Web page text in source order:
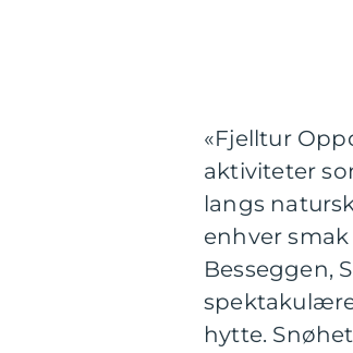
«Fjelltur
aktiviteter
langs
enhver
Besseggen,
hytte.